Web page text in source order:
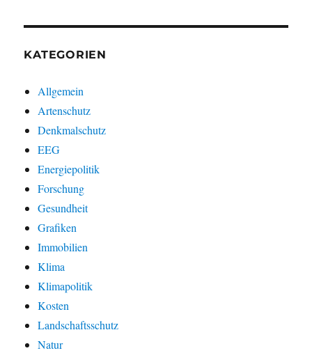
KATEGORIEN
Allgemein
Artenschutz
Denkmalschutz
EEG
Energiepolitik
Forschung
Gesundheit
Grafiken
Immobilien
Klima
Klimapolitik
Kosten
Landschaftsschutz
Natur